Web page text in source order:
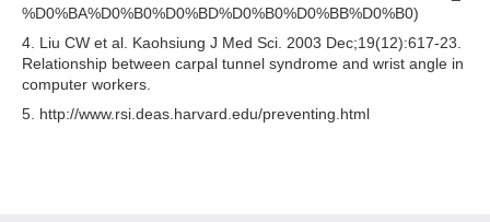
%D0%BA%D0%B0%D0%BD%D0%B0%D0%BB%D0%B0)
4. Liu CW et al. Kaohsiung J Med Sci. 2003 Dec;19(12):617-23.
Relationship between carpal tunnel syndrome and wrist angle in
computer workers.
5. http://www.rsi.deas.harvard.edu/preventing.html